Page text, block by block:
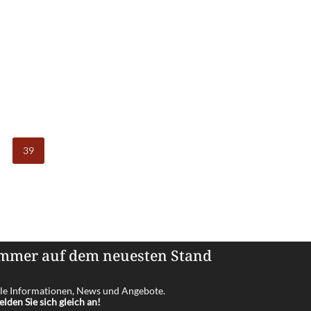
39
auf dem neuesten Stand
Informationen, News und Angebote.
Sie sich gleich an!